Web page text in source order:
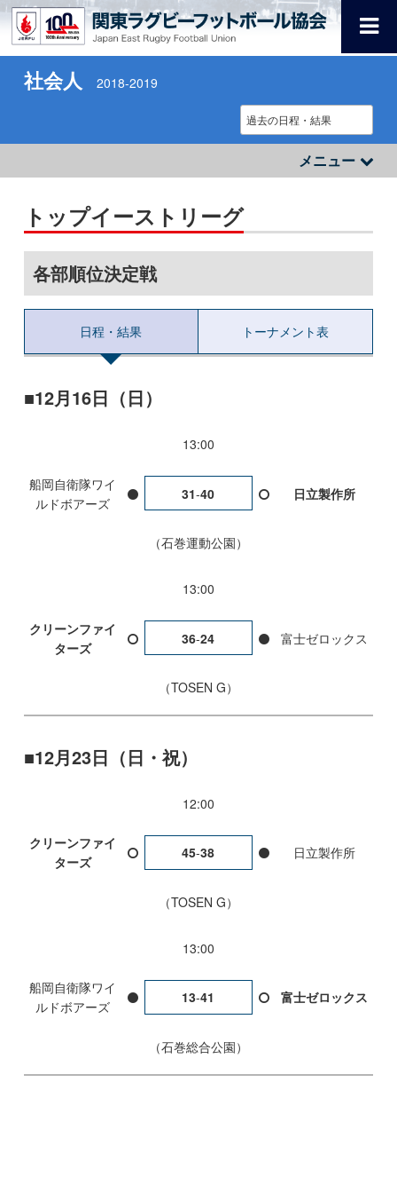
社会人 2018-2019
メニュー
トップイーストリーグ
各部順位決定戦
日程・結果 トーナメント表
12月16日（日）
13:00
船岡自衛隊ワイ
ルドボアーズ
31-40 日立製作所
石巻運動公園
13:00
クリーンファイ
ターズ
36-24 富士ゼロックス
TOSEN G
12月23日（日・祝）
12:00
クリーンファイ
ターズ
45-38 日立製作所
TOSEN G
13:00
船岡自衛隊ワイ
ルドボアーズ
13-41 富士ゼロックス
石巻総合公園